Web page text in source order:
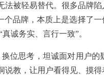
被轻易替代。很多品牌
品牌，本质上是选择了
诚务实、言行一致”。
位思考，坦诚面对用户
教，让用户看得见、摸得